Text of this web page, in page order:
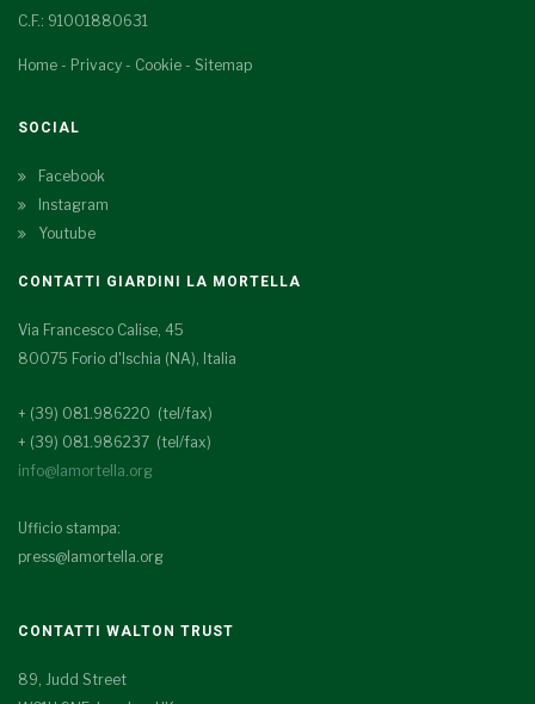
C.F.: 91001880631
Home - Privacy - Cookie - Sitemap
SOCIAL
Facebook
Instagram
Youtube
CONTATTI GIARDINI LA MORTELLA
Via Francesco Calise, 45
80075 Forio d'Ischia (NA), Italia
+ (39) 081.986220 (tel/fax)
+ (39) 081.986237 (tel/fax)
info@lamortella.org
Ufficio stampa:
press@lamortella.org
CONTATTI WALTON TRUST
89, Judd Street